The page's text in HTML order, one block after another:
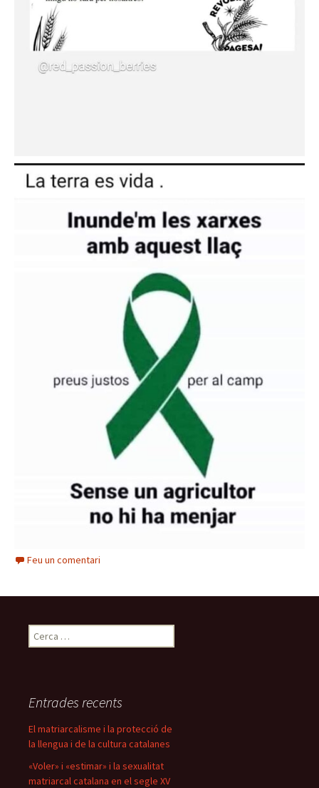
Feu un comentari
Cerca:
Entrades recents
El matriarcalisme i la protecció de
la llengua i de la cultura catalanes
«Voler» i «estimar» i la sexualitat
matriarcal catalana en el segle XV